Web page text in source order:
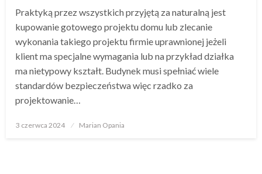
Praktyką przez wszystkich przyjętą za naturalną jest
kupowanie gotowego projektu domu lub zlecanie
wykonania takiego projektu firmie uprawnionej jeżeli
klient ma specjalne wymagania lub na przykład działka
ma nietypowy kształt. Budynek musi spełniać wiele
standardów bezpieczeństwa więc rzadko za
projektowanie…
Opublikowane
3 czerwca 2024 Marian Opania